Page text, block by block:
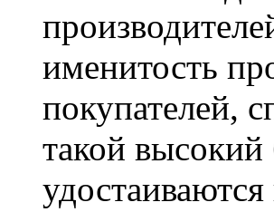
именитость
покупателей,
такой